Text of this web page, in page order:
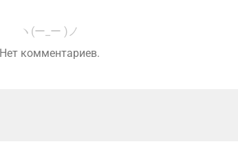
ヽ(ー_ー )ノ
Нет комментариев.